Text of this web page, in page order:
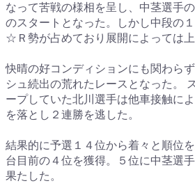
なって苦戦の様相を呈し、中茎選手
のスタートとなった。しかし中段の
☆Ｒ勢が占めており展開によっては上
快晴の好コンディションにも関わら
シュ続出の荒れたレースとなった。
ープしていた北川選手は他車接触に
を落とし２連勝を逃した。
結果的に予選１４位から着々と順位
台目前の４位を獲得。５位に中茎選
果たした。